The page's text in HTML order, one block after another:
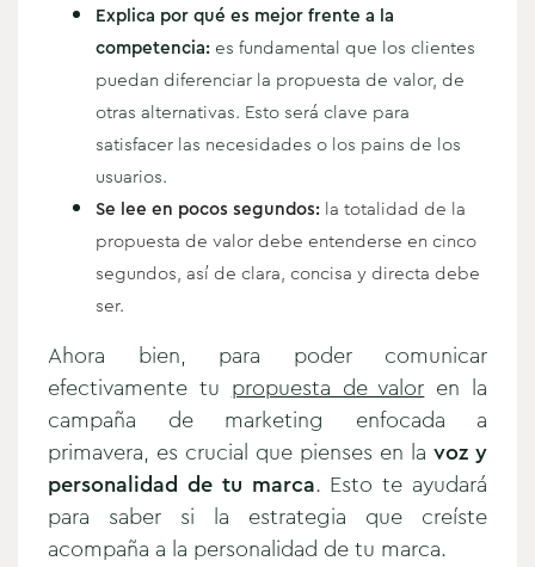
Explica por qué es mejor frente a la
competencia:es fundamental que los clientes
puedan diferenciar la propuesta de valor, de
otras alternativas. Esto será clave para
satisfacer las necesidades o los pains de los
usuarios.
Se lee en pocos segundos: la totalidad de la
propuesta de valor debe entenderse en cinco
segundos, así de clara, concisa y directa debe
ser.
Ahora bien, para poder comunicar
efectivamente tu propuesta de valor en la
campaña de marketing enfocada a
primavera, es crucial que pienses en la voz y
personalidad de tu marca. Esto te ayudará
para saber si la estrategia que creíste
acompaña a la personalidad de tu marca.